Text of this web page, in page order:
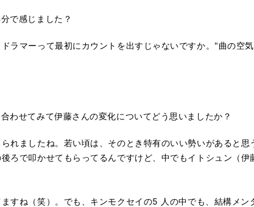
で感じました？
ラマーって最初にカウントを出すじゃないですか。"曲の空
わせてみて伊藤さんの変化についてどう思いましたか？
れましたね。若い頃は、そのとき特有のいい勢いがあると
ろで叩かせてもらってるんですけど、中でもイトシュン（
すね（笑）。でも、キンモクセイの5 人の中でも、結構メ